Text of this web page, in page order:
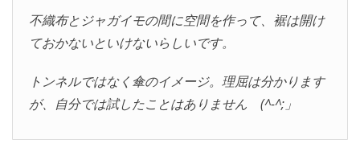
不織布とジャガイモの間に空間を作って、裾は開け
ておかないといけないらしいです。
トンネルではなく傘のイメージ。理屈は分かります
が、自分では試したことはありません (^-^;」